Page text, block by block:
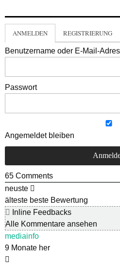
ANMELDEN REGISTRIERUNG
Benutzername oder E-Mail-
Passwort
Angemeldet bleiben
65 Comments
neuste
älteste beste Bewertung
Inline Feedbacks
Alle Kommentare ansehen
mediainfo
9 Monate her